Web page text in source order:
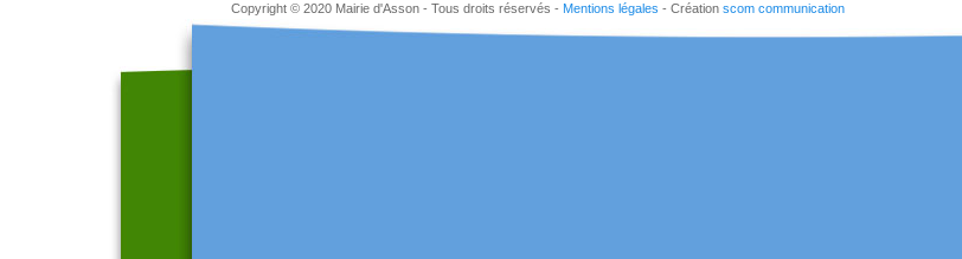
Copyright © 2020 Mairie d'Asson - Tous droits réservés - Mentions légales - Création scom communication